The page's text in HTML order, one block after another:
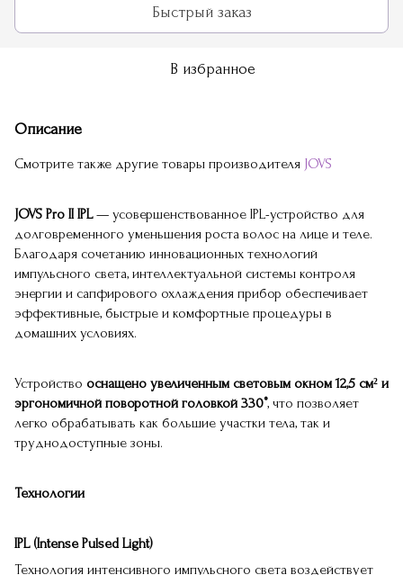
Быстрый заказ
В избранное
Описание
Смотрите также другие товары производителя JOVS
JOVS Pro II IPL— усовершенствованное IPL-устройство для
долговременного уменьшения роста волос на лице и теле.
Благодаря сочетанию инновационных технологий
импульсного света, интеллектуальной системы контроля
энергии и сапфирового охлаждения прибор обеспечивает
эффективные, быстрые и комфортные процедуры в
домашних условиях.
Устройство оснащено увеличенным световым окном 12,5 см² и
эргономичной поворотной головкой 330°, что позволяет
легко обрабатывать как большие участки тела, так и
труднодоступные зоны.
Технологии
IPL (Intense Pulsed Light)
Технология интенсивного импульсного света воздействует